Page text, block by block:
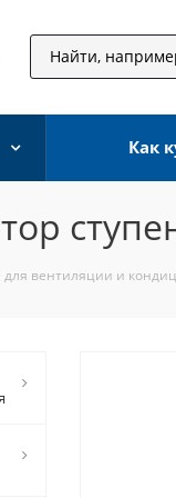
Как
для вентиляции и